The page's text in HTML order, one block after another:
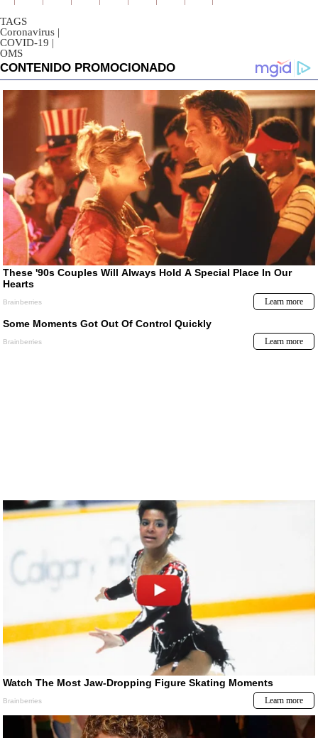
of
seconds
TAGS
Coronavirus |
COVID-19 |
OMS